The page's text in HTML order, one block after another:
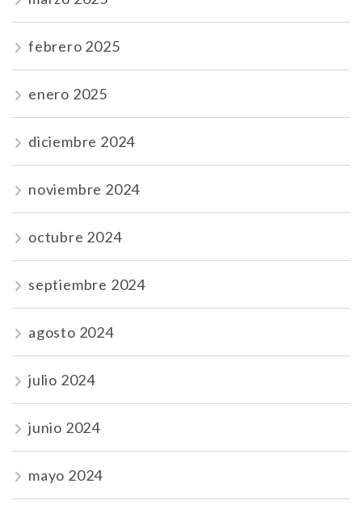
febrero 2025
enero 2025
diciembre 2024
noviembre 2024
octubre 2024
septiembre 2024
agosto 2024
julio 2024
junio 2024
mayo 2024